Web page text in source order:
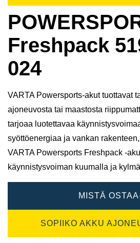
Freshpack
024
VARTA Powersports-akut tuottavat
ajoneuvosta tai maastosta
tarjoaa luotettavaa
syöttöenergiaa ja vankan
VARTA Powersports Freshpack -
käynnistysvoiman kuumalla ja
MISTÄ OSTAA
SOPIIKO AKKU